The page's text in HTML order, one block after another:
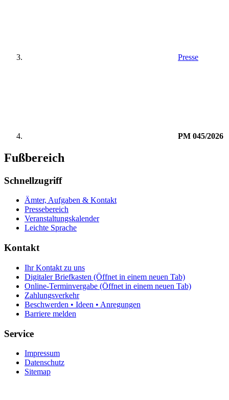
Presse
PM 045/2026
Fußbereich
Schnellzugriff
Ämter, Aufgaben & Kontakt
Pressebereich
Veranstaltungskalender
Leichte Sprache
Kontakt
Ihr Kontakt zu uns
Digitaler Briefkasten (Öffnet in einem neuen Tab)
Online-Terminvergabe (Öffnet in einem neuen Tab)
Zahlungsverkehr
Beschwerden • Ideen • Anregungen
Barriere melden
Service
Impressum
Datenschutz
Sitemap